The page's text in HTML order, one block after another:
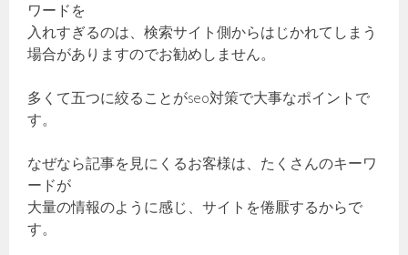
ワードを
入れすぎるのは、検索サイト側からはじかれてしまう
場合がありますのでお勧めしません。
多くて五つに絞ることがseo対策で大事なポイントで
す。
なぜなら記事を見にくるお客様は、たくさんのキーワ
ードが
大量の情報のように感じ、サイトを倦厭するからで
す。